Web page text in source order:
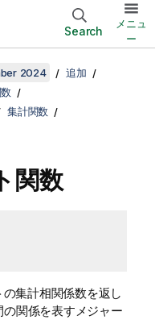
Search
メニュ
ー
2024
追加
集計関数
関数
集計相関係数を返し
関係を表すメジャー